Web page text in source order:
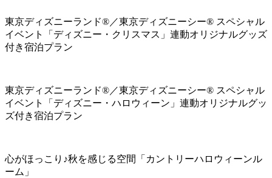
東京ディズニーランド®／東京ディズニーシー® スペシャル
イベント「ディズニー・クリスマス」連動オリジナルグッズ
付き宿泊プラン
東京ディズニーランド®／東京ディズニーシー® スペシャル
イベント「ディズニー・ハロウィーン」連動オリジナルグッ
ズ付き宿泊プラン
心がほっこり♪秋を感じる空間「カントリーハロウィーンル
ーム」